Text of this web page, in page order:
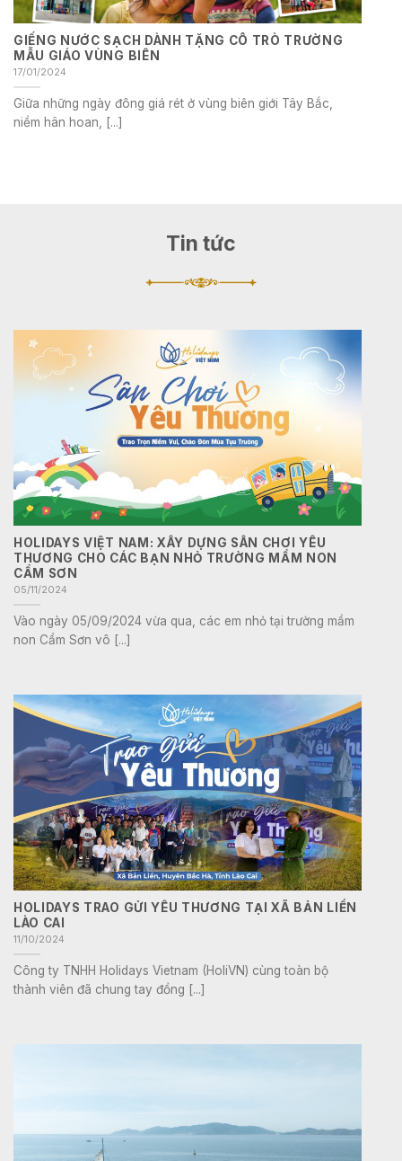
GIẾNG NƯỚC SẠCH DÀNH TẶNG CÔ TRÒ TRƯỜNG
MẪU GIÁO VÙNG BIÊN
17/01/2024
Giữa những ngày đông giá rét ở vùng biên giới Tây Bắc,
niềm hân hoan, [...]
Tin tức
HOLIDAYS VIỆT NAM: XÂY DỰNG SÂN CHƠI YÊU
THƯƠNG CHO CÁC BẠN NHỎ TRƯỜNG MẦM NON
CẨM SƠN
05/11/2024
Vào ngày 05/09/2024 vừa qua, các em nhỏ tại trường mầm
non Cẩm Sơn vô [...]
HOLIDAYS TRAO GỬI YÊU THƯƠNG TẠI XÃ BẢN LIỀN
LÀO CAI
11/10/2024
Công ty TNHH Holidays Vietnam (HoliVN) cùng toàn bộ
thành viên đã chung tay đồng [...]